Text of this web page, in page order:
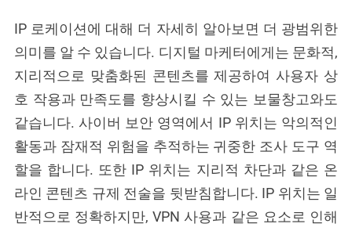
IP 로케이션에 대해 더 자세히 알아보면 더 광범위한
의미를 알 수 있습니다. 디지털 마케터에게는 문화적,
지리적으로 맞춤화된 콘텐츠를 제공하여 사용자 상
호 작용과 만족도를 향상시킬 수 있는 보물창고와도
같습니다. 사이버 보안 영역에서 IP 위치는 악의적인
활동과 잠재적 위험을 추적하는 귀중한 조사 도구 역
할을 합니다. 또한 IP 위치는 지리적 차단과 같은 온
라인 콘텐츠 규제 전술을 뒷받침합니다. IP 위치는 일
반적으로 정확하지만, VPN 사용과 같은 요소로 인해